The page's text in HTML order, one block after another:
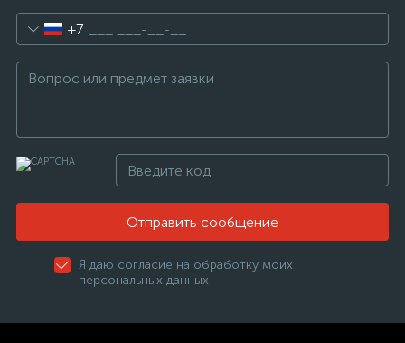
+7
Отправить сообщение
Я даю согласие на обработку моих
персональных данных